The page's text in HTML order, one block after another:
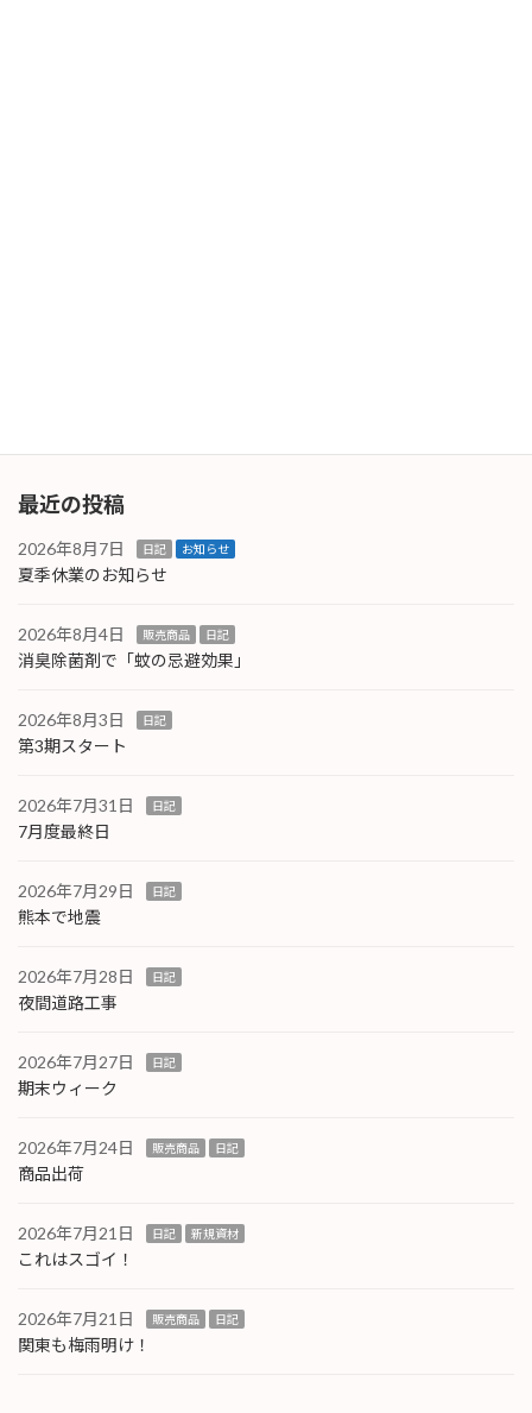
最近の投稿
2026年8月7日 日記 お知らせ
夏季休業のお知らせ
2026年8月4日 販売商品 日記
消臭除菌剤で「蚊の忌避効果」
2026年8月3日 日記
第3期スタート
2026年7月31日 日記
7月度最終日
2026年7月29日 日記
熊本で地震
2026年7月28日 日記
夜間道路工事
2026年7月27日 日記
期末ウィーク
2026年7月24日 販売商品 日記
商品出荷
2026年7月21日 日記 新規資材
これはスゴイ！
2026年7月21日 販売商品 日記
関東も梅雨明け！